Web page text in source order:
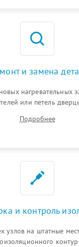
и замена
нагревательных
или петель
восстановление
Подробнее
и контроль
узлов на штатные